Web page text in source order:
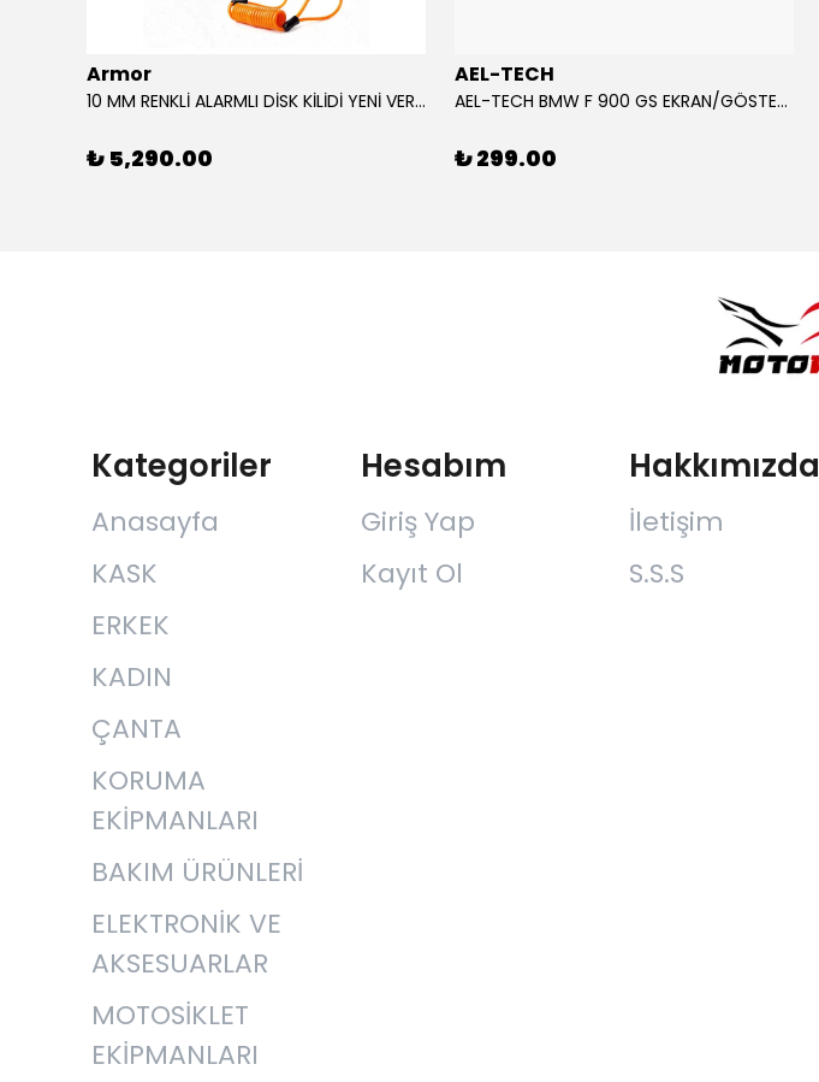
Armor
10 MM RENKLİ ALARMLI DİSK KİLİDİ YENİ VERSİYON
₺ 5,290.00
AEL-TECH
AEL-TECH BMW F 900 GS EKRAN/GÖSTERGE KORUYUCU 2024-2025
₺ 299.00
Kategoriler
Anasayfa
KASK
ERKEK
KADIN
ÇANTA
KORUMA
EKİPMANLARI
BAKIM ÜRÜNLERİ
ELEKTRONİK VE
AKSESUARLAR
MOTOSİKLET
EKİPMANLARI
Hesabım
Giriş Yap
Kayıt Ol
Hakkımızda
İletişim
S.S.S